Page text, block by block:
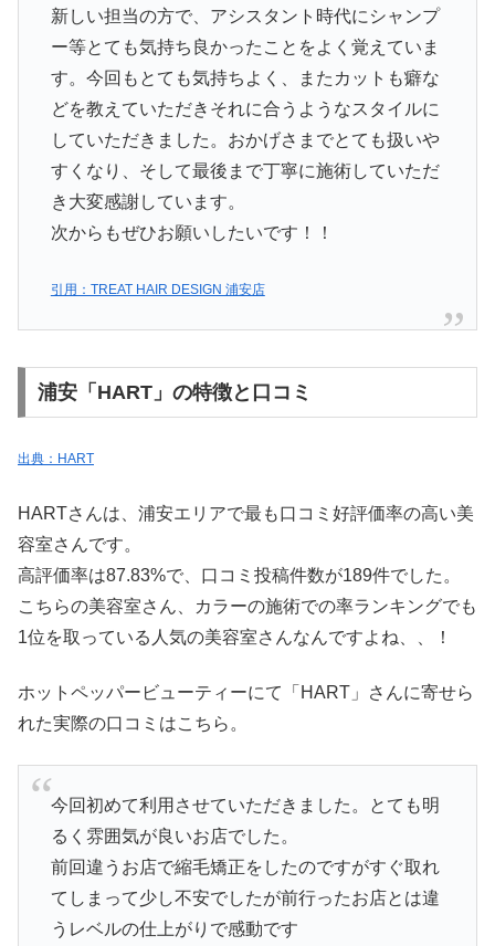
新しい担当の方で、アシスタント時代にシャンプ
ー等とても気持ち良かったことをよく覚えていま
す。今回もとても気持ちよく、またカットも癖な
どを教えていただきそれに合うようなスタイルに
していただきました。おかげさまでとても扱いや
すくなり、そして最後まで丁寧に施術していただ
き大変感謝しています。
次からもぜひお願いしたいです！！
引用：TREAT HAIR DESIGN 浦安店
浦安「HART」の特徴と口コミ
出典：HART
HARTさんは、浦安エリアで最も口コミ好評価率の高い美
容室さんです。
高評価率は87.83%で、口コミ投稿件数が189件でした。
こちらの美容室さん、カラーの施術での率ランキングでも
1位を取っている人気の美容室さんなんですよね、、！
ホットペッパービューティーにて「HART」さんに寄せら
れた実際の口コミはこちら。
今回初めて利用させていただきました。とても明
るく雰囲気が良いお店でした。
前回違うお店で縮毛矯正をしたのですがすぐ取れ
てしまって少し不安でしたが前行ったお店とは違
うレベルの仕上がりで感動です